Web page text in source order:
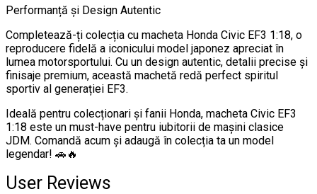
Performanță și Design Autentic
Completează-ți colecția cu macheta Honda Civic EF3 1:18, o
reproducere fidelă a iconicului model japonez apreciat în
lumea motorsportului. Cu un design autentic, detalii precise și
finisaje premium, această machetă redă perfect spiritul
sportiv al generației EF3.
Ideală pentru colecționari și fanii Honda, macheta Civic EF3
1:18 este un must-have pentru iubitorii de mașini clasice
JDM. Comandă acum și adaugă în colecția ta un model
legendar! 🚗🔥
User Reviews